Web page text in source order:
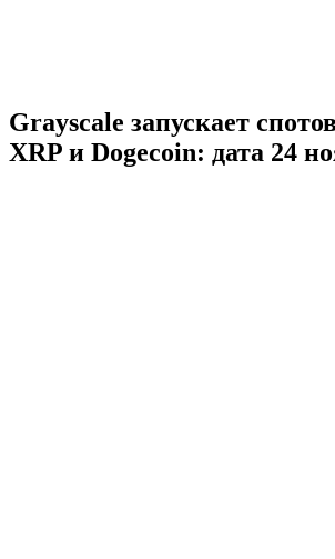
Grayscale запускает
XRP и Dogecoin: дата 24